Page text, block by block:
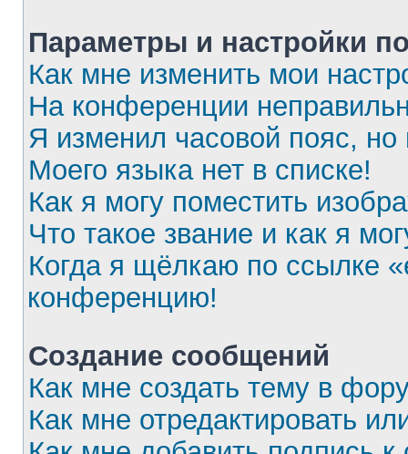
Параметры и настройки
Как мне изменить мои
На конференции
Я изменил часовой пояс,
Моего языка нет в списке!
Как я могу поместить
Что такое звание и как я
Когда я щёлкаю по ссылке
конференцию!
Создание сообщений
Как мне создать тему в
Как мне отредактировать